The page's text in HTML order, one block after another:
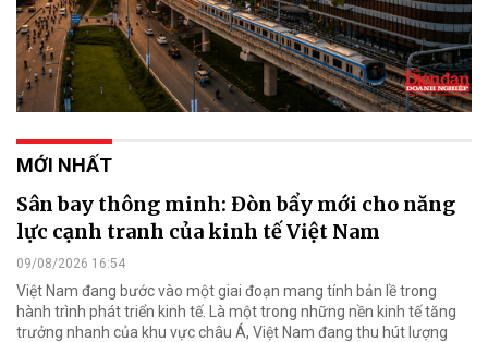
MỚI NHẤT
Sân bay thông minh: Đòn bẩy mới cho năng
lực cạnh tranh của kinh tế Việt Nam
09/08/2026 16:54
Việt Nam đang bước vào một giai đoạn mang tính bản lề trong
hành trình phát triển kinh tế. Là một trong những nền kinh tế tăng
trưởng nhanh của khu vực châu Á, Việt Nam đang thu hút lượng